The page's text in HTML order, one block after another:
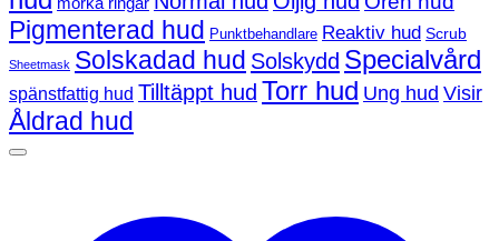
Pigmenterad hud Punktbehandlare Reaktiv hud Scrub
Sheetmask Solskadad hud Solskydd Specialvård
spänstfattig hud Tilltäppt hud Torr hud Ung hud Visir
Åldrad hud